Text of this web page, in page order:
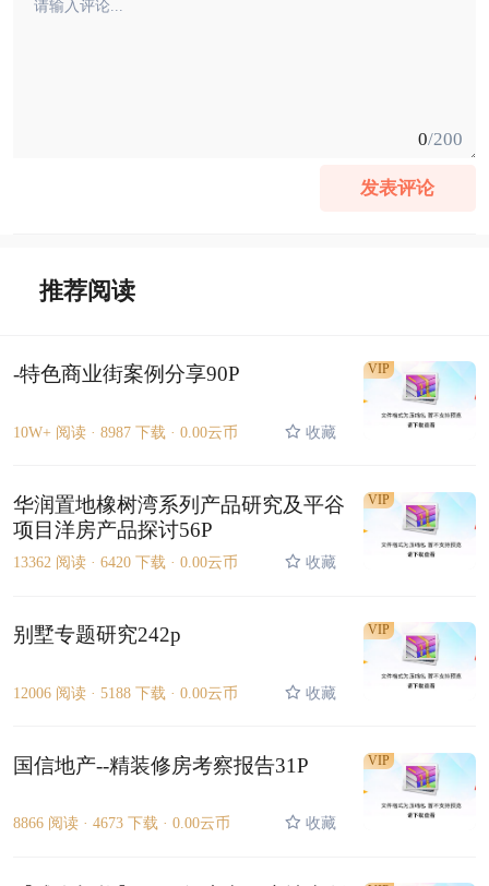
0/200
发表评论
推荐阅读
-特色商业街案例分享90P
10W+ 阅读 · 8987 下载 · 0.00云币 收藏
VIP
华润置地橡树湾系列产品研究及平谷
项目洋房产品探讨56P
13362 阅读 · 6420 下载 · 0.00云币 收藏
VIP
别墅专题研究242p
12006 阅读 · 5188 下载 · 0.00云币 收藏
VIP
国信地产--精装修房考察报告31P
8866 阅读 · 4673 下载 · 0.00云币 收藏
VIP